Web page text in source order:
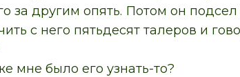
за другим опять. Потом он подсел
с него пятьдесят талеров и
мне было его узнать-то?